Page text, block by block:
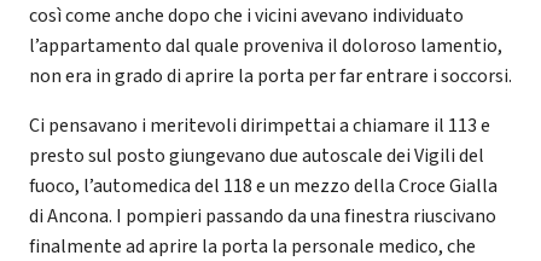
così come anche dopo che i vicini avevano individuato
l’appartamento dal quale proveniva il doloroso lamentio,
non era in grado di aprire la porta per far entrare i soccorsi.
Ci pensavano i meritevoli dirimpettai a chiamare il 113 e
presto sul posto giungevano due autoscale dei Vigili del
fuoco, l’automedica del 118 e un mezzo della Croce Gialla
di Ancona. I pompieri passando da una finestra riuscivano
finalmente ad aprire la porta la personale medico, che